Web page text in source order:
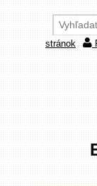
stránok